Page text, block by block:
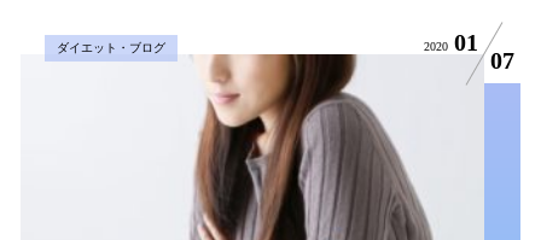
ダイエット・ブログ 2020 01
07